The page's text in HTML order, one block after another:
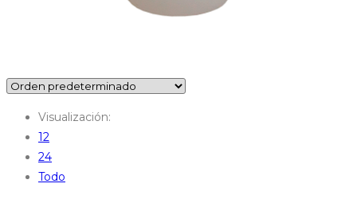
Visualización:
12
24
Todo